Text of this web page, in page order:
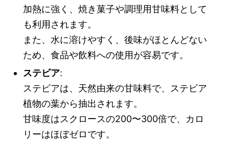
加熱に強く、焼き菓子や調理用甘味料として
も利用されます。
また、水に溶けやすく、後味がほとんどない
ため、食品や飲料への使用が容易です。
ステビア:
ステビアは、天然由来の甘味料で、ステビア
植物の葉から抽出されます。
甘味度はスクロースの200〜300倍で、カロ
リーはほぼゼロです。